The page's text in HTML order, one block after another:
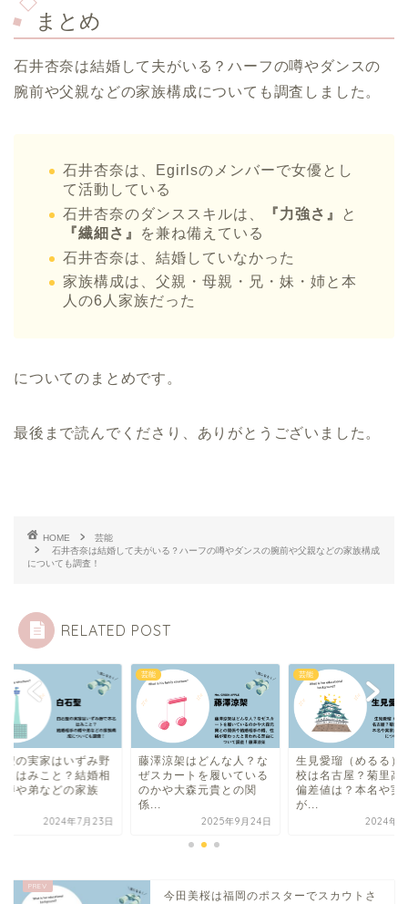
まとめ
石井杏奈は結婚して夫がいる？ハーフの噂やダンスの
腕前や父親などの家族構成についても調査しました。
石井杏奈は、Egirlsのメンバーで女優とし
て活動している
石井杏奈のダンススキルは、
『力強さ』
と
『繊細さ』
を兼ね備えている
石井杏奈は、結婚していなかった
家族構成は、父親・母親・兄・妹・姉と本
人の6人家族だった
についてのまとめです。
最後まで読んでくださり、ありがとうございました。
HOME
芸能
石井杏奈は結婚して夫がいる？ハーフの噂やダンスの腕前や父親などの家族構成
についても調査！
RELATED POST
涼架はどんな人？な
カートを履いている
や大森元貴との関
2025年9月24日
芸能
生見愛瑠（めるる）の高
校は名古屋？菊里高校で
偏差値は？本名や実家
が...
2024年7月4日
芸能
白石聖の実家はいず
で本名はみこと？結
手の噂や弟などの家
構...
2024年7
今田美桜は福岡のポスターでスカウトさ